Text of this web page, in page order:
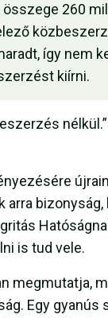
260
így nem
kiírni.
arra bizonyság,
is tud vele.
megmutatja,
Egy gyanús